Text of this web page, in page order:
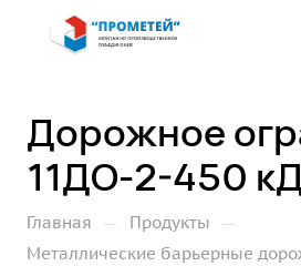
Дорожное
11ДО-2-450
Главная — Продукты —
Металлические барьерные